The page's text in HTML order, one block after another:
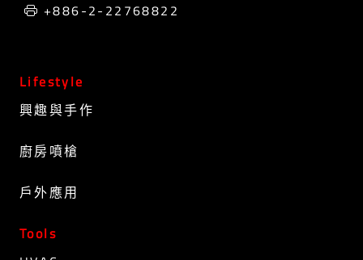
+886-2-22768822
Lifestyle
興趣與手作
廚房噴槍
戶外應用
Tools